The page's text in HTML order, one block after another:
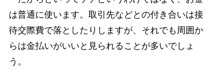
は普通に使います。取引先などとの付き合いは接
待交際費で落としたりしますが、それでも周囲か
らは金払いがいいと見られることが多いでしょ
う。